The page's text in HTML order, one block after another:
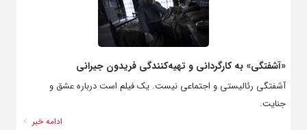
«آشفتگی» به کارگردانی و تهیه‌کنندگی فریدون جیرانی
آشفتگی رئالیستى و اجتماعى نیست. یک فیلم است درباره عشق و
جنایت.
ادامه خبر